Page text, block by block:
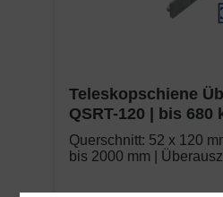
Teleskopschiene
QSRT-120 | bis 680
Metall HEAVY
Querschnitt: 52 x 120
bis 2000 mm |